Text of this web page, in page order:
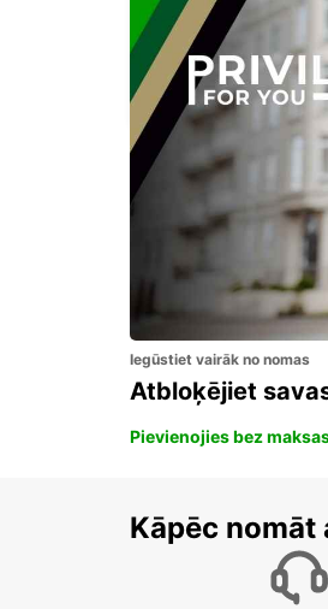
FLORENCE
FIRENZE - ITALY
Iegūstiet vairāk no nomas
Atbloķējiet
Pievienojies bez
Kāpēc nomāt